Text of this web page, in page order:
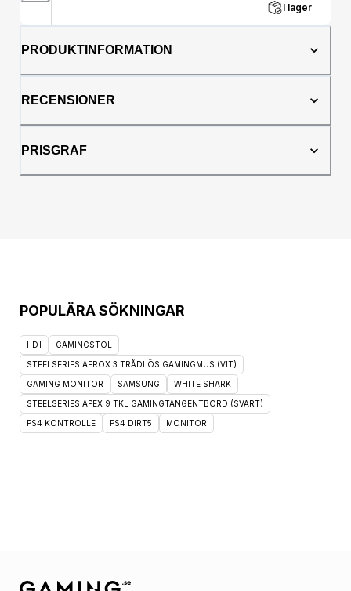
I lager
PRODUKTINFORMATION
RECENSIONER
PRISGRAF
POPULÄRA SÖKNINGAR
[ID] GAMINGSTOL
STEELSERIES AEROX 3 TRÅDLÖS GAMINGMUS (VIT)
GAMING MONITOR SAMSUNG WHITE SHARK
STEELSERIES APEX 9 TKL GAMINGTANGENTBORD (SVART)
PS4 KONTROLLE PS4 DIRT5 MONITOR